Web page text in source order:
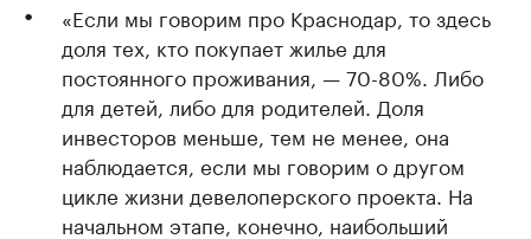
«Если мы говорим про Краснодар, то здесь
доля тех, кто покупает жилье для
постоянного проживания, — 70-80%. Либо
для детей, либо для родителей. Доля
инвесторов меньше, тем не менее, она
наблюдается, если мы говорим о другом
цикле жизни девелоперского проекта. На
начальном этапе, конечно, наибольший